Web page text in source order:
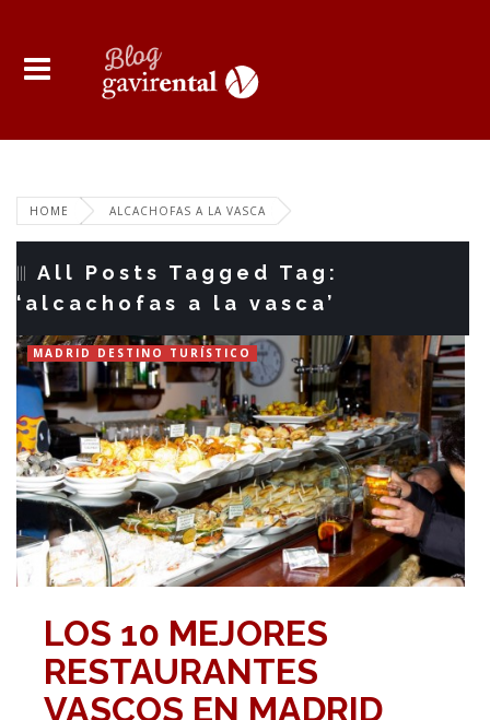
HOME ALCACHOFAS A LA VASCA
All Posts Tagged Tag:
‘alcachofas a la vasca’
MADRID DESTINO TURÍSTICO
LOS 10 MEJORES
RESTAURANTES
VASCOS EN MADRID